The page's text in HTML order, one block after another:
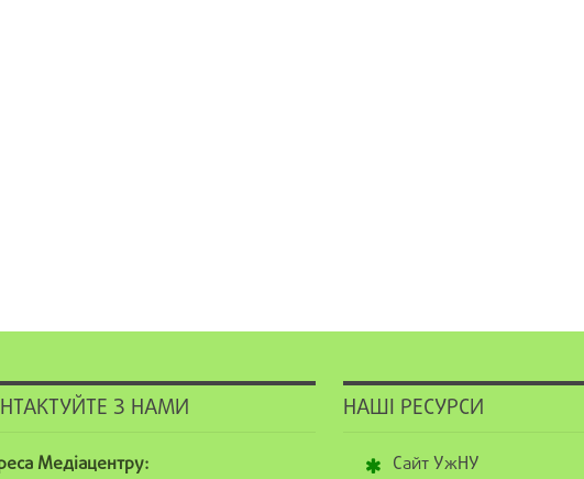
З НАМИ
Медіацентру:
НАШІ РЕСУРСИ
Сайт УжНУ